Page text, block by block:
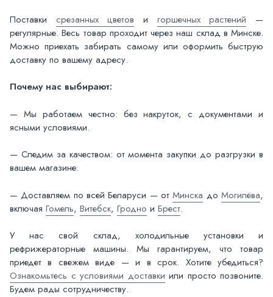
Поставки срезанных цветов и горшечных растений —
регулярные. Весь товар проходит через наш склад в Минске.
Можно приехать забирать самому или оформить быструю
доставку по вашему адресу.
Почему нас выбирают:
— Мы работаем честно: без накруток, с документами и
ясными условиями.
— Следим за качеством: от момента закупки до разгрузки в
вашем магазине.
— Доставляем по всей Беларуси — отМинска доМогилёва,
включая Гомель, Витебск, Гродно и Брест.
У нас свой склад, холодильные установки и
рефрижераторные машины. Мы гарантируем, что товар
приедет в свежем виде — и в срок. Хотите убедиться?
Ознакомьтесь с условиями доставки или просто позвоните.
Будем рады сотрудничеству.